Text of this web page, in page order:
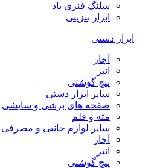
شلنگ فنری باد
ابزار بنزینی
ابزار دستی
آچار
انبر
پیچ گوشتی
سایر ابزار دستی
صفحه های برشی و سایشی
مته و قلم
سایر لوازم جانبی و مصرفی
آچار
انبر
پیچ گوشتی